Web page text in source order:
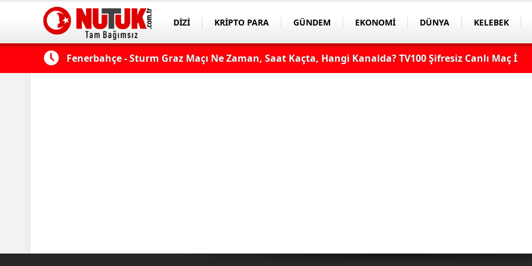
DİZİ KRİPTO PARA GÜNDEM EKONOMİ DÜNYA KELEBEK
şifresiz Fenerbahçe - Sturm Graz Maçı Ne Zaman, Saat Kaçta, Hangi Kanalda? TV100 Şifresiz Canlı Maç İzle